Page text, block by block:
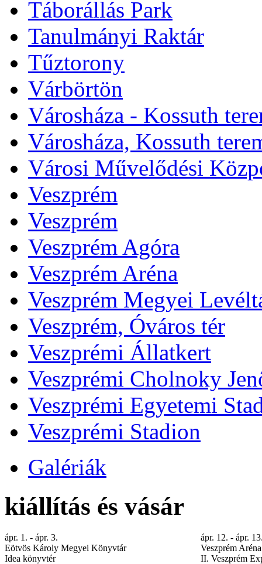
Táborállás Park
Tanulmányi Raktár
Tűztorony
Várbörtön
Városháza - Kossuth
Városháza, Kossuth
Városi Művelődési
Veszprém
Veszprém
Veszprém Agóra
Veszprém Aréna
Veszprém Megyei
Veszprém, Óváros tér
Veszprémi Állatkert
Veszprémi Cholnoky
Veszprémi Egyetemi
Veszprémi Stadion
Galériák
kiállítás és vásár
ápr. 1. - ápr. 3.
Eötvös Károly Megyei Könyvtár
Idea könyvtér
ápr. 12. - ápr.
Veszprém Aréna
II. Veszprém